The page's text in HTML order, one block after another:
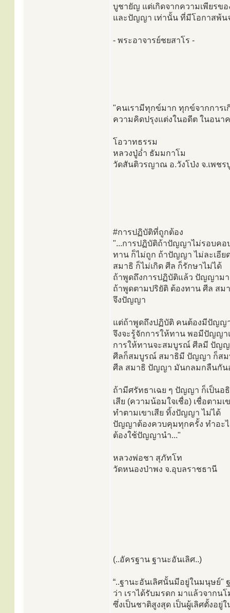
บูชายัญ แต่เกิดจากความเพียรข
และปัญญา เท่านั้น ที่มีโอกาสพ้น
- พระอาจารย์ชยสาโร -
"คนเรามีทุกข์มาก ทุกข์จากการ
ความคิดปรุงแต่งในอดีต ในอนา
โอวาทธรรม
หลวงปู่อ่ำ ธัมมกาโม
วัดสันติวรญาณ อ.วังโป่ง จ.เพช
#การปฏิบัติที่ถูกต้อง
"...การปฏิบัติถ้าปัญญาไม่รอบคอ
ทาน ก็ไม่ถูก ถ้าปัญญา ไม่ละเอีย
สมาธิ ก็ไม่เกิด ศีล ก็รักษาไม่ได้
ถ้าพูดถึงการปฏิบัติแล้ว ปัญญาม
ถ้าพูดตามปริยัติ ต้องทาน ศีล สม
จึงปัญญา
แต่ถ้าพูดถึงปฏิบัติ คนต้องมีปัญญ
จึงจะรู้จักการให้ทาน พอมีปัญญา
การให้ทานจะสมบูรณ์ ศีลมี ปัญ
ศีลก็สมบูรณ์ สมาธิมี ปัญญา ก็ส
ศีล สมาธิ ปัญญา มันกลมกลืนกัน
ถ้ามีศรัทธาเฉย ๆ ปัญญา ก็เป็นอ
เสีย (ความน้อมใจเชื่อ) เชื่อตามเ
ทำตามเขาเสีย ทิ้งปัญญา ไม่ได้
ปัญญาต้องควบคุมทุกครั้ง ทำอะไ
ต้องใช้ปัญญานำ..."
หลวงพ่อชา สุภัทโท
วัดหนองป่าพง จ.อุบลราชธานี
(..อัครฐาน ฐานะอันเลิศ..)
“..ฐานะอันเลิศนั้นมีอยู่ในมนุษย์"
ว่า เราได้รับมรดก มาแล้วจากน
ซึ่งเป็นชาติสูงสุด เป็นผู้เลิศตั้งอ